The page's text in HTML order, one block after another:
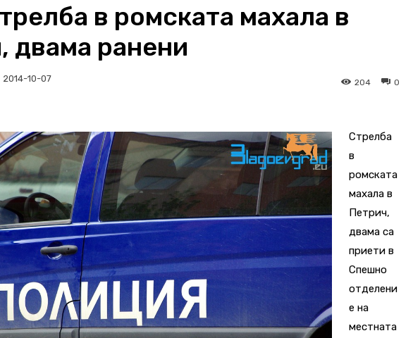
в ромската махала в
двама ранени
2014-10-07 0
204
Стрелба
в
ромската
махала в
Петрич,
двама са
приети в
Спешно
отделени
е на
местната